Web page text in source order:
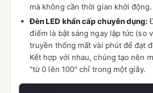
mà không cần thời gian khởi động.
Đèn LED khẩn cấp chuyên dụng:
điểm là bật sáng ngay lập tức (so
truyền thống mất vài phút để đạt
Kết hợp với nhau, chúng tạo nên
"từ 0 lên 100" chỉ trong một giây.